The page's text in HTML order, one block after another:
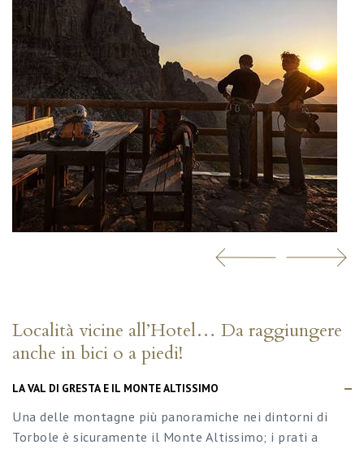
Località vicine all’Hotel… Da raggiungere
anche in bici o a piedi!
LA VAL DI GRESTA E IL MONTE ALTISSIMO
Una delle montagne più panoramiche nei dintorni di
Torbole è sicuramente il Monte Altissimo; i prati a